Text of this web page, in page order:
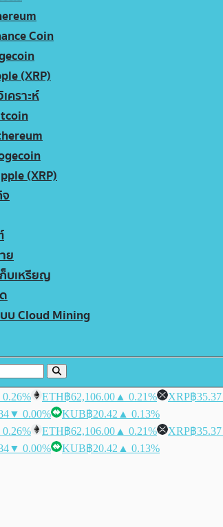
Coin
(XRP)
คราะห์
(XRP)
ย
ก็บเหรียญ
บ Cloud Mining
ETH฿62,106.00 ▲ 0.21% XRP฿35.37
▼ 0.00% KUB฿20.42 ▲ 0.13%
ETH฿62,106.00 ▲ 0.21% XRP฿35.37
▼ 0.00% KUB฿20.42 ▲ 0.13%